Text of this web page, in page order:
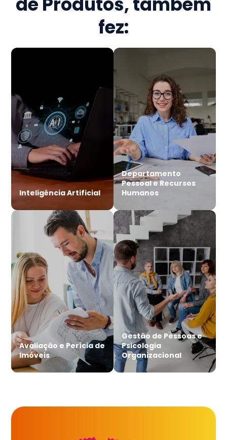
fez:
Inteligência Artificial
Departamento
Pessoal e Recursos
Humanos
Avaliação e Perícia de
Imóveis
Gestão de Pessoas e
Psicologia
Organizacional